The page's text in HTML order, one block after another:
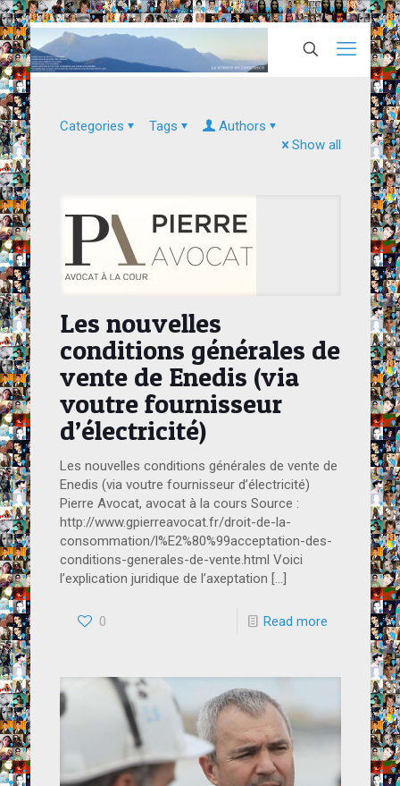
Categories Tags
Authors
Show all
Les nouvelles
conditions générales de
vente de Enedis (via
voutre fournisseur
d’électricité)
Les nouvelles conditions générales de vente de
Enedis (via voutre fournisseur d’électricité)
Pierre Avocat, avocat à la cours Source :
http://www.gpierreavocat.fr/droit-de-la-
consommation/l%E2%80%99acceptation-des-
conditions-generales-de-vente.html Voici
l’explication juridique de l’axeptation […]
0 Read more